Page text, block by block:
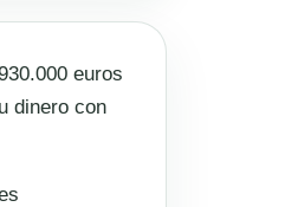
euros
dinero con